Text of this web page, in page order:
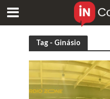
Tag - Ginásio